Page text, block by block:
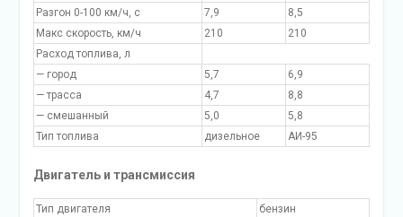
Разгон 0-100 км/ч, с
7,9
8,5
Макс скорость, км/ч
210
210
Расход топлива, л
— город
5,7
6,9
— трасса
4,7
8,8
— смешанный
5,0
5,8
Тип топлива
дизельное АИ-95
Двигатель и трансмиссия
Тип двигателя
бензин